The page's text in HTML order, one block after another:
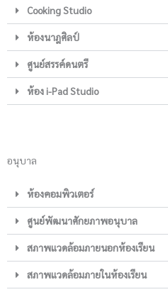
Cooking Studio
ห้องนาฎศิลป์
ศูนย์สรรค์ดนตรี
ห้อง i-Pad Studio
อนุบาล
ห้องคอมพิวเตอร์
ศูนย์พัฒนาศักยภาพอนุบาล
สภาพแวดล้อมภายนอกห้องเรียน
สภาพแวดล้อมภายในห้องเรียน